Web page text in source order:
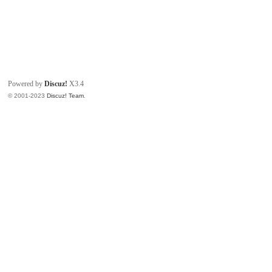
Powered byDiscuz! X3.4
© 2001-2023Discuz! Team